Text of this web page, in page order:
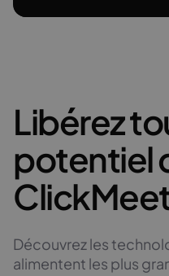
Libérez
potentiel
Découvrez les
alimentent les plus